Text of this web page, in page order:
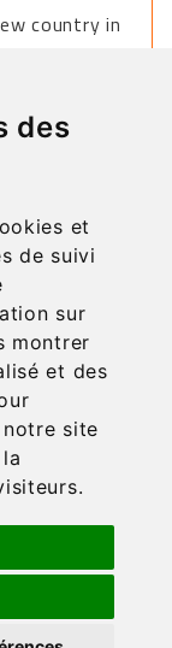
des
et
de suivi
sur
montrer
et des
site
country in